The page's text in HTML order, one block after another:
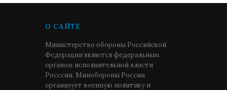
О САЙТЕ
Министерство обороны Российской
Федерации является федеральным
органом исполнительной власти
Росссии. Минобороны России
организует военную политику и